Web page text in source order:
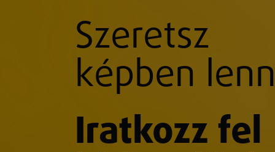
Szeretsz
képben
Iratkozz fel